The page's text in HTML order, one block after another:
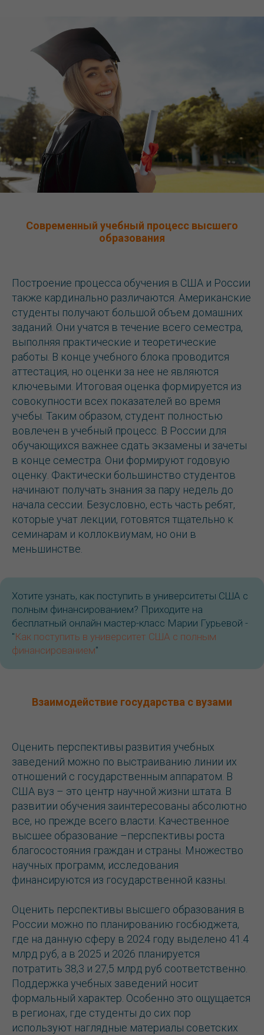
Современный учебный процесс высшего
образования
Построение процесса обучения в США и России
также кардинально различаются. Американские
студенты получают большой объем домашних
заданий. Они учатся в течение всего семестра,
выполняя практические и теоретические
работы. В конце учебного блока проводится
аттестация, но оценки за нее не являются
ключевыми. Итоговая оценка формируется из
совокупности всех показателей во время
учебы. Таким образом, студент полностью
вовлечен в учебный процесс. В России для
обучающихся важнее сдать экзамены и зачеты
в конце семестра. Они формируют годовую
оценку. Фактически большинство студентов
начинают получать знания за пару недель до
начала сессии. Безусловно, есть часть ребят,
которые учат лекции, готовятся тщательно к
семинарам и коллоквиумам, но они в
меньшинстве.
Хотите узнать, как поступить в университеты США с
полным финансированием? Приходите на
бесплатный онлайн мастер-класс Марии Гурьевой -
"Как поступить в университет США с полным
финансированием"
Взаимодействие государства с вузами
Оценить перспективы развития учебных
заведений можно по выстраиванию линии их
отношений с государственным аппаратом. В
США вуз – это центр научной жизни штата. В
развитии обучения заинтересованы абсолютно
все, но прежде всего власти. Качественное
высшее образование –перспективы роста
благосостояния граждан и страны. Множество
научных программ, исследования
финансируются из государственной казны.
Оценить перспективы высшего образования в
России можно по планированию госбюджета,
где на данную сферу в 2024 году выделено 41.4
млрд руб, а в 2025 и 2026 планируется
потратить 38,3 и 27,5 млрд руб соответственно.
Поддержка учебных заведений носит
формальный характер. Особенно это ощущается
в регионах, где студенты до сих пор
используют наглядные материалы советских